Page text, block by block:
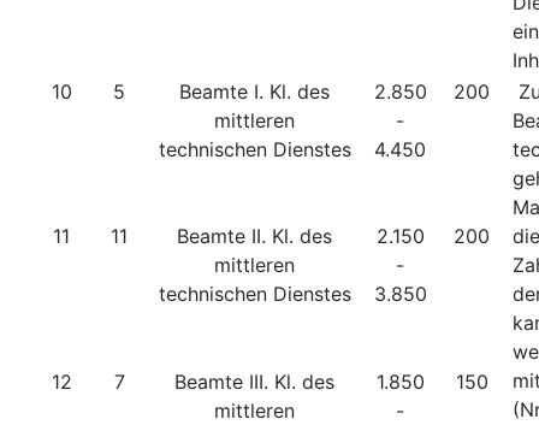
10 5
Beamte I. Kl. des
mittleren
technischen Dienstes
2.850
-
4.450
200
11 11
Beamte II. Kl. des
mittleren
technischen Dienstes
2.150
-
3.850
200
12 7
Beamte III. Kl. des
mittleren
1.850
-
150